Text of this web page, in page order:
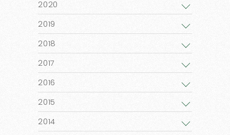
2020
2019
2018
2017
2016
2015
2014